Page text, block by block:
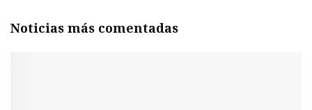
Noticias más comentadas